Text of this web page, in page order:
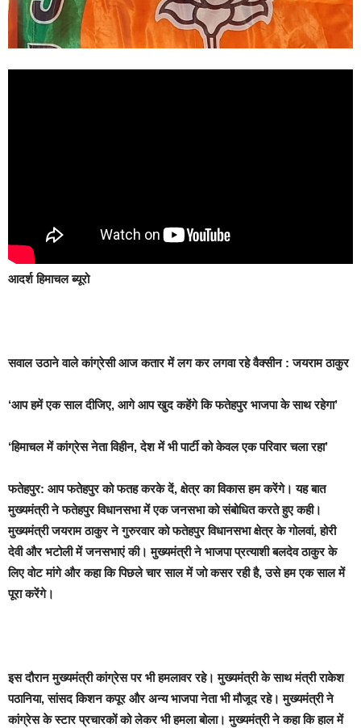
आदर्श हिमाचल ब्यूरो
सवाल उठाने वाले कांग्रेसी आज कतार में लग कर लगवा रहे वैक्सीन : जयराम ठाकुर
‘आप हमें एक साल दीजिए, आगे आप खुद कहेंगे कि फतेहपुर भाजपा के साथ रहेगा’
‘हिमाचल में कांग्रेस नेता विहीन, देश में भी पार्टी को केवल एक परिवार चला रहा’
फतेहपुर: आप फतेहपुर को फतह करके दें, क्षेत्र का विकास हम करेंगे। यह बात
मुख्यमंत्री ने फतेहपुर विधानसभा में एक जनसभा को संबोधित करते हुए कही।
मुख्यमंत्री जयराम ठाकुर ने गुरुरवार को फतेहपुर विधानसभा क्षेत्र के गोलवां, होरी
देवी और भटोली में जनसभाएं की। मुख्यमंत्री ने भाजपा प्रत्याशी बलदेव ठाकुर के
लिए वोट मांगे और कहा कि पिछले चार साल में जो कसर रही है, उसे हम एक साल में
पूरा करेंगे।
इस दौरान मुख्यमंत्री कांग्रेस पर भी हमलावर रहे। मुख्यमंत्री के साथ मंत्री राकेश
पठानिया, सांसद किशन कपूर और अन्य भाजपा नेता भी मौजूद रहे। मुख्यमंत्री ने
कांग्रेस के स्टार प्रचारकों को लेकर भी हमला बोला। मुख्यमंत्री ने कहा कि हाल में